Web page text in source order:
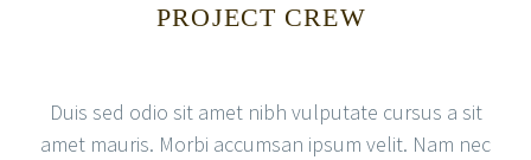
PROJECT CREW
Duis sed odio sit amet nibh vulputate cursus a sit
amet mauris. Morbi accumsan ipsum velit. Nam nec